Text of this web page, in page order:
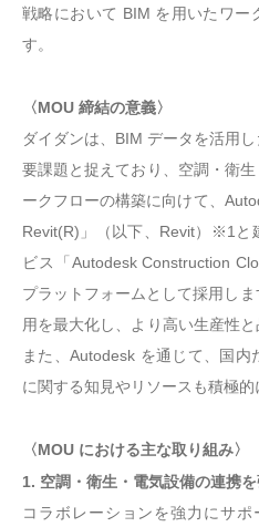
戦略において BIM を用いたワー
す。
〈MOU 締結の意義〉
ダイダンは、BIM データを活用
要課題と捉えており、空調・衛
ークフローの構築に向けて、
Revit(R)」（以下、Revit）※1と
ビス「Autodesk Construction
プラットフォームとして採用し
用を最大化し、より高い生産性
また、Autodesk を通じて、国
に関する知見やリソースも積極的
〈MOU における主な取り組み〉
1. 空調・衛生・電気設備の連携
コラボレーションを強力にサ